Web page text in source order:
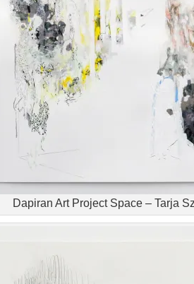
Dapiran Art Project Space – Tarja